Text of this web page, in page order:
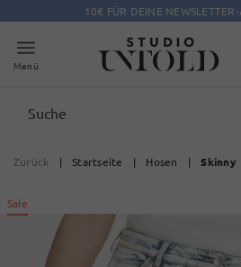
10€ FÜR DEINE
Menü
Zurück | Startseite | Hosen | Skinny
Sale